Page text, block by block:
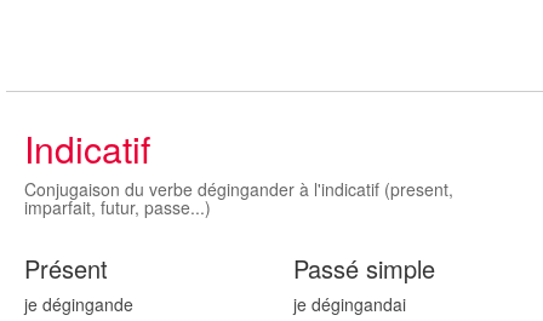
Indicatif
Conjugaison du verbe dégingander à l'indicatif (present,
imparfait, futur, passe...)
Présent
je dégingande
Passé simple
je dégingandai